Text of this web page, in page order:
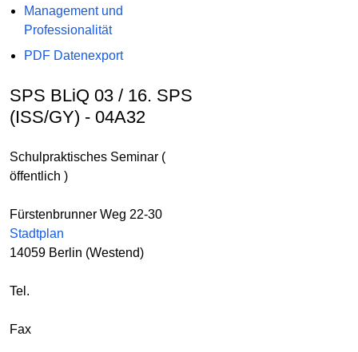
Management und
Professionalität
PDF Datenexport
SPS BLiQ 03 / 16. SPS
(ISS/GY) - 04A32
Schulpraktisches Seminar (
öffentlich )
Fürstenbrunner Weg 22-30
Stadtplan
14059 Berlin (Westend)
Tel.
Fax